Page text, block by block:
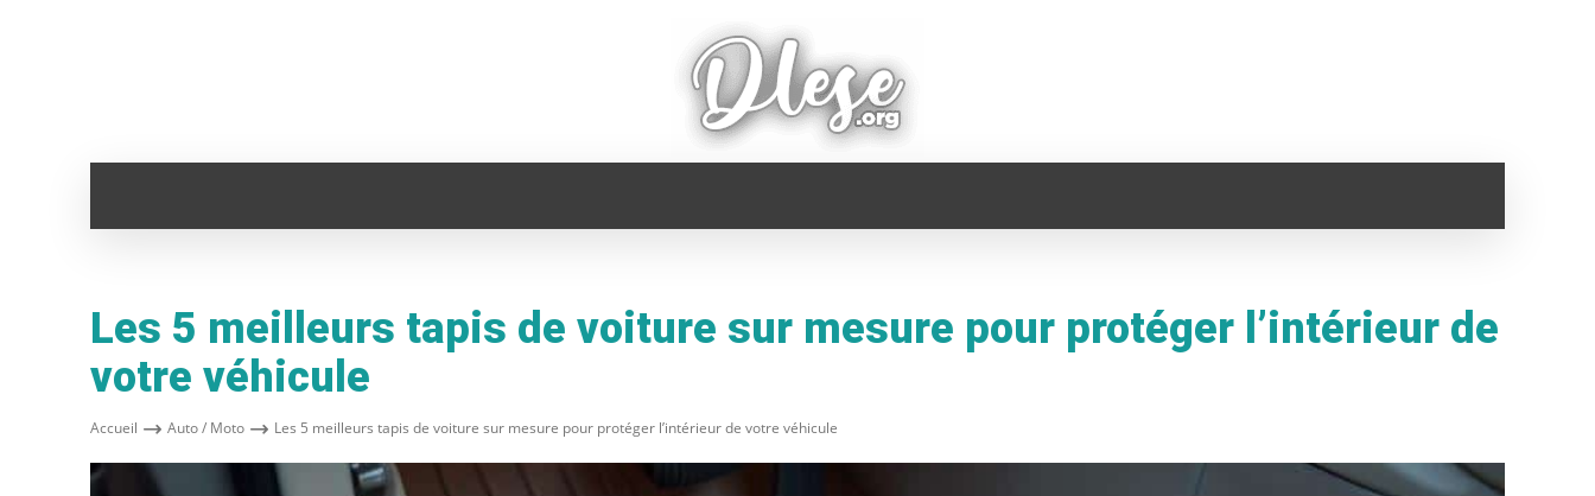
Les 5 meilleurs tapis de voiture sur mesure pour protéger l’intérieur de
votre véhicule
Accueil Auto / Moto Les 5 meilleurs tapis de voiture sur mesure pour protéger l’intérieur de votre véhicule